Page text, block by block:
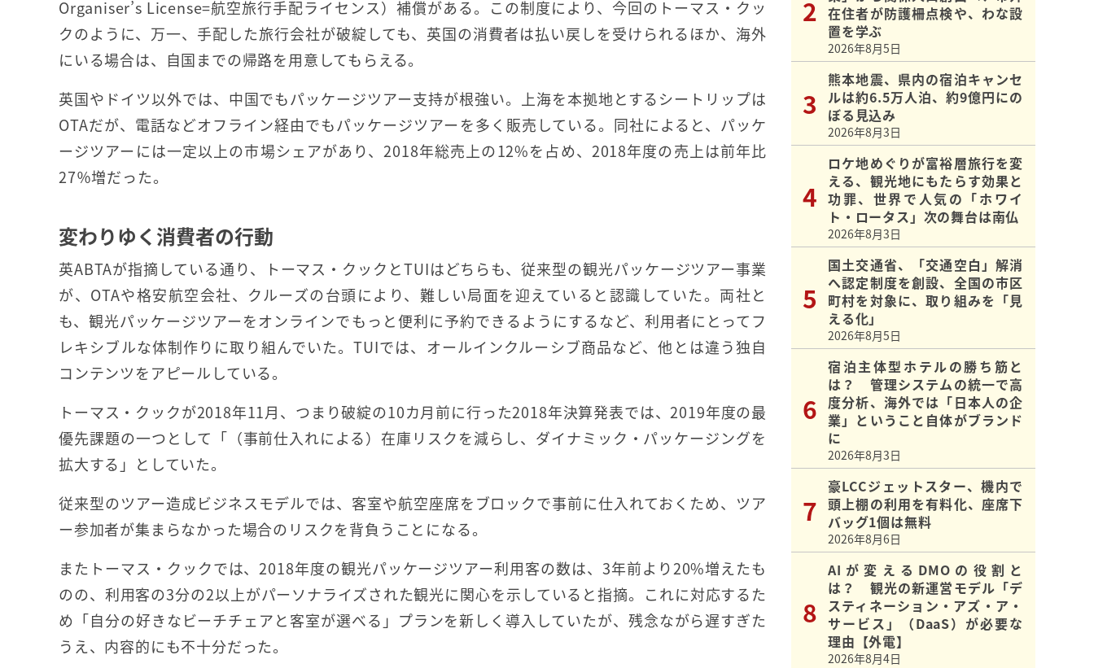
Organiser’s License=航空旅行手配ライセンス）補償がある。この制度により、今回のトーマス・クッ
クのように、万一、手配した旅行会社が破綻しても、英国の消費者は払い戻しを受けられるほか、海外
にいる場合は、自国までの帰路を用意してもらえる。
英国やドイツ以外では、中国でもパッケージツアー支持が根強い。上海を本拠地とするシートリップは
OTAだが、電話などオフライン経由でもパッケージツアーを多く販売している。同社によると、パッケ
ージツアーには一定以上の市場シェアがあり、2018年総売上の12%を占め、2018年度の売上は前年比
27％増だった。
変わりゆく消費者の行動
英ABTAが指摘している通り、トーマス・クックとTUIはどちらも、従来型の観光パッケージツアー事業
が、OTAや格安航空会社、クルーズの台頭により、難しい局面を迎えていると認識していた。両社と
も、観光パッケージツアーをオンラインでもっと便利に予約できるようにするなど、利用者にとってフ
レキシブルな体制作りに取り組んでいた。TUIでは、オールインクルーシブ商品など、他とは違う独自
コンテンツをアピールしている。
トーマス・クックが2018年11月、つまり破綻の10カ月前に行った2018年決算発表では、2019年度の最
優先課題の一つとして「（事前仕入れによる）在庫リスクを減らし、ダイナミック・パッケージングを
拡大する」としていた。
従来型のツアー造成ビジネスモデルでは、客室や航空座席をブロックで事前に仕入れておくため、ツア
ー参加者が集まらなかった場合のリスクを背負うことになる。
またトーマス・クックでは、2018年度の観光パッケージツアー利用客の数は、3年前より20%増えたも
のの、利用客の3分の2以上がパーソナライズされた観光に関心を示していると指摘。これに対応するた
め「自分の好きなビーチチェアと客室が選べる」プランを新しく導入していたが、残念ながら遅すぎた
うえ、内容的にも不十分だった。
在住者が防護柵点検や、わな設
置を学ぶ
2026年8月5日
熊本地震、県内の宿泊キャンセ
ルは約6.5万人泊、約9億円にの
ぼる見込み
2026年8月3日
ロケ地めぐりが富裕層旅行を変
える、観光地にもたらす効果と
功罪、世界で人気の「ホワイ
ト・ロータス」次の舞台は南仏
2026年8月3日
国土交通省、「交通空白」解消
へ認定制度を創設、全国の市区
町村を対象に、取り組みを「見
える化」
2026年8月5日
宿泊主体型ホテルの勝ち筋と
は？ 管理システムの統一で高
度分析、海外では「日本人の企
業」ということ自体がブランド
に
2026年8月3日
豪LCCジェットスター、機内で
頭上棚の利用を有料化、座席下
バッグ1個は無料
2026年8月6日
AIが変えるDMOの役割と
は？ 観光の新運営モデル「デ
スティネーション・アズ・ア・
サービス」（DaaS）が必要な
理由【外電】
2026年8月4日